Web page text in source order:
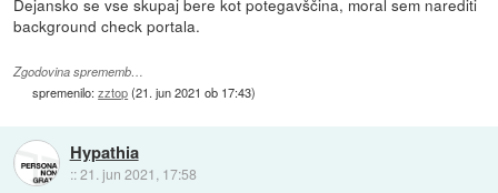
background check portala.
Zgodovina sprememb…
spremenilo:zztop(21. jun 2021 ob 17:43)
Hypathia
::21. jun 2021, 17:58